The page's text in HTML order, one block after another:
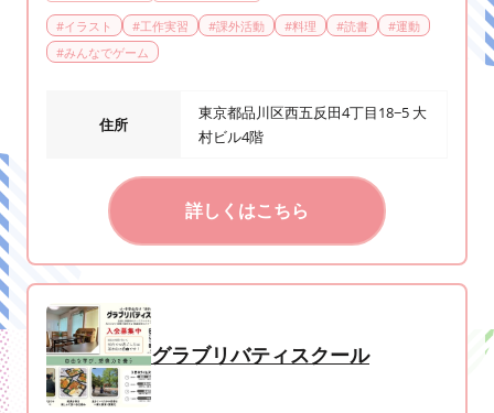
#イラスト #工作実習 #課外活動 #料理 #読書 #運動
#みんなでゲーム
住所
東京都品川区西五反田4丁目18−5 大
村ビル4階
詳しくはこちら
グラブリバティスクール